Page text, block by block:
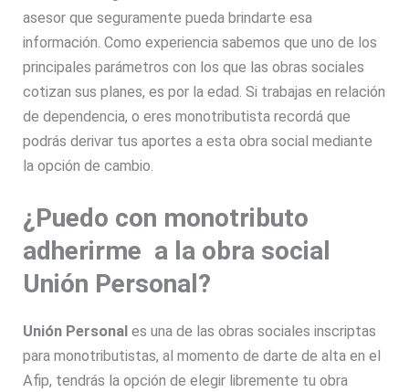
asesor que seguramente pueda brindarte esa
información. Como experiencia sabemos que uno de los
principales parámetros con los que las obras sociales
cotizan sus planes, es por la edad. Si trabajas en relación
de dependencia, o eres monotributista recordá que
podrás derivar tus aportes a esta obra social mediante
la opción de cambio.
¿Puedo con monotributo
adherirme a la obra social
Unión Personal?
Unión Personal es una de las obras sociales inscriptas
para monotributistas, al momento de darte de alta en el
Afip, tendrás la opción de elegir libremente tu obra